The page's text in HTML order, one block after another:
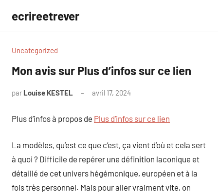
contenu
ecrireetrever
Uncategorized
Mon avis sur Plus d’infos sur ce lien
par Louise KESTEL avril 17, 2024
Plus d’infos à propos de Plus d’infos sur ce lien
La modèles, qu’est ce que c’est, ça vient d’où et cela sert
à quoi ? Difficile de repérer une définition laconique et
détaillé de cet univers hégémonique, européen et à la
fois très personnel. Mais pour aller vraiment vite, on